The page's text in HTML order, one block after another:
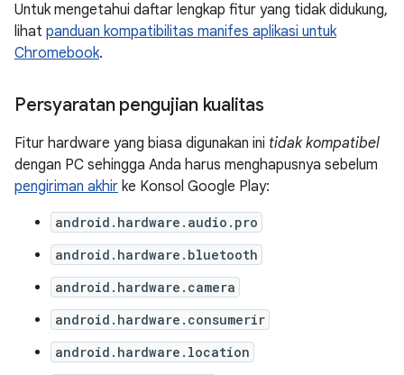
Untuk mengetahui daftar lengkap fitur yang tidak didukung,
lihat panduan kompatibilitas manifes aplikasi untuk
Chromebook.
Persyaratan pengujian kualitas
Fitur hardware yang biasa digunakan ini tidak kompatibel
dengan PC sehingga Anda harus menghapusnya sebelum
pengiriman akhir ke Konsol Google Play:
android.hardware.audio.pro
android.hardware.bluetooth
android.hardware.camera
android.hardware.consumerir
android.hardware.location